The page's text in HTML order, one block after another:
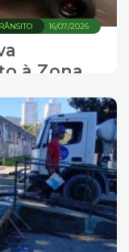
16/07/2026
à Zona